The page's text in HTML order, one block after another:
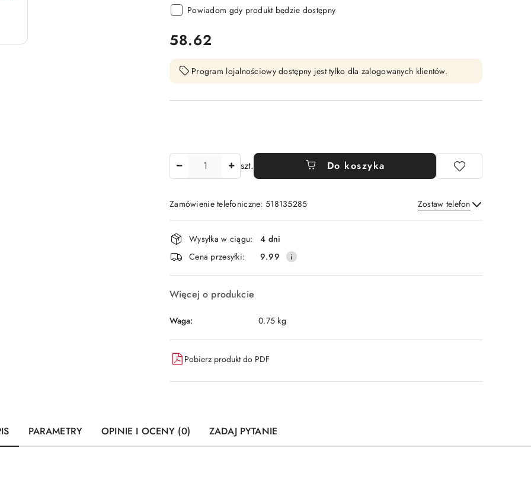
Powiadom gdy produkt będzie dostępny
cena:
58.62
Program lojalnościowy dostępny jest tylko dla zalogowanych klientów.
szt. Do koszyka
Zamówienie telefoniczne: 518135285 Zostaw telefon
Wyślij
Dostępność
i
dostawa
Wysyłka w ciągu:
4 dni
Cena przesyłki:
9.99
Więcej o produkcie
Waga: 0.75 kg
Pobierz produkt do PDF
PARAMETRY OPINIE I OCENY (0) ZADAJ PYTANIE